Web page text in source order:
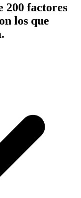
200 factores
los que